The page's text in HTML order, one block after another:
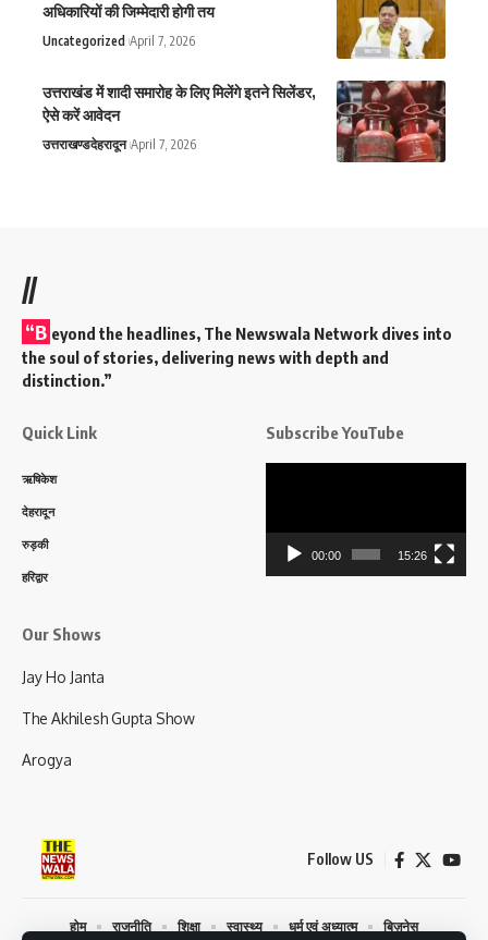
अधिकारियों की जिम्मेदारी होगी तय
Uncategorized April 7, 2026
उत्तराखंड में शादी समारोह के लिए मिलेंगे इतने सिलेंडर,
ऐसे करें आवेदन
उत्तराखण्डदेहरादून April 7, 2026
//
“B eyond the headlines, The Newswala Network dives into
the soul of stories, delivering news with depth and
distinction.”
Quick Link
ऋषिकेश
देहरादून
रुड़की
हरिद्वार
Subscribe YouTube
00:00 15:26
Our Shows
Jay Ho Janta
The Akhilesh Gupta Show
Arogya
Follow US
होम राजनीति शिक्षा स्वास्थ्य धर्म एवं अध्यात्म बिज़नेस